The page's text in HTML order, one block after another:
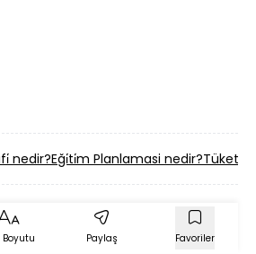
nedir?Eği̇ti̇m Planlamasi nedir?Tüketi̇ci̇
Boyutu Paylaş Favoriler